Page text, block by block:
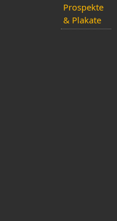
Prospekte
& Plakate